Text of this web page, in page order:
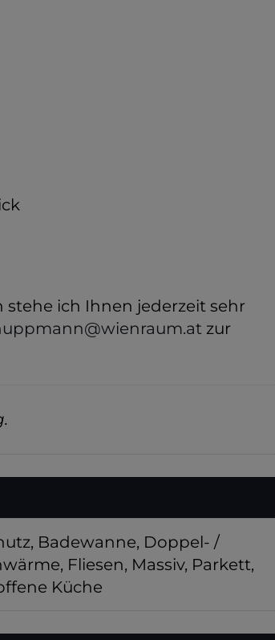
ich Ihnen jederzeit sehr
zur
Badewanne Doppel- /
Fliesen Massiv Parkett
Küche